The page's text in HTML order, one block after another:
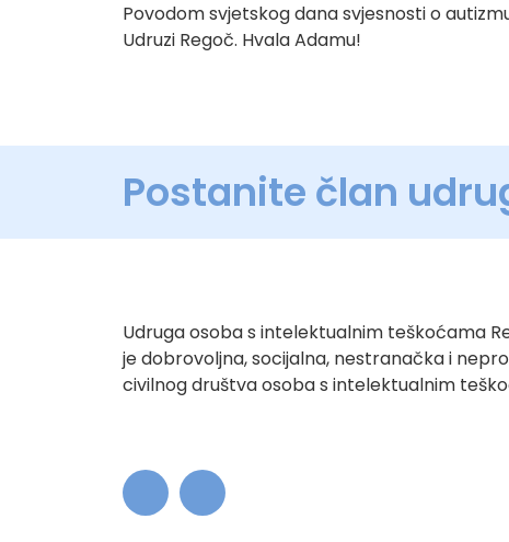
Povodom svjetskog dana svjesnosti o
Udruzi Regoč. Hvala Adamu!
Postanite član
Udruga osoba s intelektualnim teškoćama
je dobrovoljna, socijalna, nestranačka i
civilnog društva osoba s intelektualnim